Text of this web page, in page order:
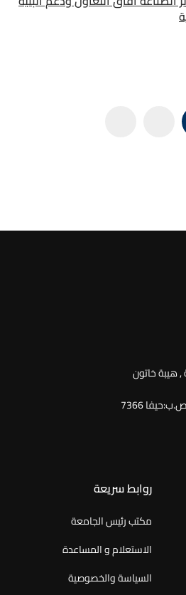
هيبة خاتون
روابط سريعة
مكتب رئيس الجامعة
الاستعلام و المساعدة
السياسة والخصوصية